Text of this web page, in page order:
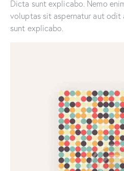
Dicta sunt explicabo. Nemo
voluptas sit aspernatur aut
sunt explicabo.